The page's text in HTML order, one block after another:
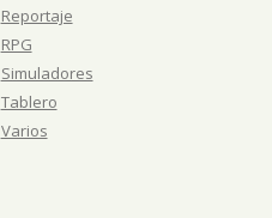
Reportaje
RPG
Simuladores
Tablero
Varios